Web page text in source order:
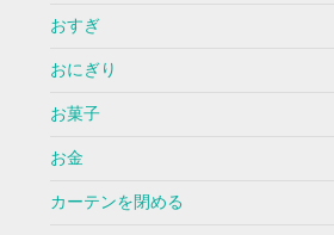
おすぎ
おにぎり
お菓子
お金
カーテンを閉める